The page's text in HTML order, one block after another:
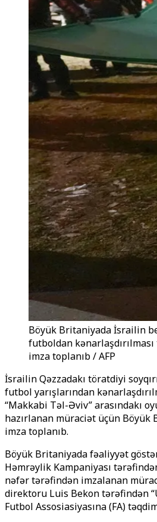
Böyük Britaniyada İsrailin
futboldan
imza toplanıb / AFP
İsrailin Qəzzadakı töratdiyi
futbol yarışlarından
“Makkabi Təl-Əviv” arasındakı
hazırlanan müraciət üçün
imza toplanıb.
Böyük Britaniyada fəaliyyət
Həmrəylik Kampaniyası
nəfər tərəfindən imzalanan
direktoru Luis Bekontərəfindən
Futbol Assosiasiyasına (FA)